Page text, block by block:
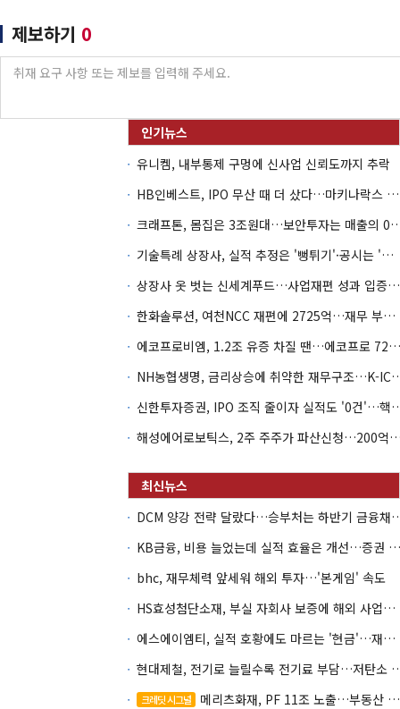
제보하기 0
유니켐, 내부통제 구멍에 신사업 신뢰도까지 추락
HB인베스트, IPO 무산 때 더 샀다…마키나락스 투자 2.7배 회수
크래프톤, 몸집은 3조원대…
기술특례 상장사, 실적 추정은 '뻥튀기'·공시는 '누락'
상장사 옷 벗는 신세계푸드…사업재편 성과 입증할까
한화솔루션, 여천NCC 재편에 2725억…재무 부담 커지나
에코프로비엠, 1.2조 유증 차질 땐…에코프로 7270억 '독박'
NH농협생명, 금리상승에 취
신한투자증권, IPO 조직 줄
해성에어로보틱스, 2주 주주가 파산
DCM 양강 전략 달랐다
KB금융, 비용 늘었는데 실적 효율은 개선…증권 호황 효과
bhc, 재무체력 앞세워 해외 투자…'본게임' 속도
HS효성첨단소재, 부실 자회사 보증에 해외 사업까지…부담 '가중'
에스에이엠티, 실적 호황에도 마르는 '현금'…재고·달러빚 부담 확대
현대제철, 전기로 늘릴수록
크레딧 시그널 메리츠화재, PF 11조 노출…부동산 사업성 저하 우려